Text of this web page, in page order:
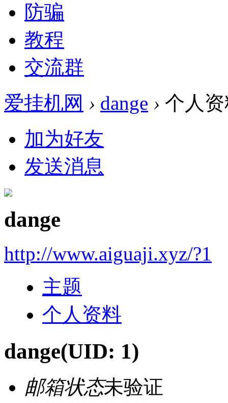
防骗
教程
交流群
爱挂机网 › dange › 个人
加为好友
发送消息
dange
http://www.aiguaji.xyz/?1
主题
个人资料
dange(UID: 1)
邮箱状态未验证